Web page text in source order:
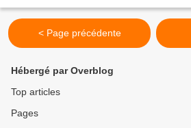
< Page précédente
Hébergé par Overblog
Top articles
Pages